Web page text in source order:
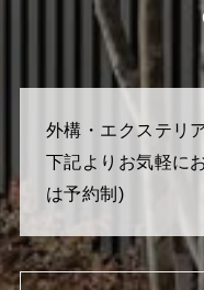
外構・エクステリ
下記よりお気軽に
は予約制)